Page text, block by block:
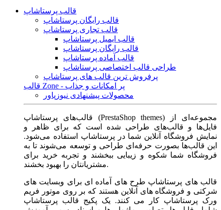
قالب پرستاشاپ
قالب رایگان پرستاشاپ
قالب تجاری پرستاشاپ
قالب ایمیل پرستاشاپ
قالب رایگان پرستاشاپ
قالب آماده پرستاشاپ
طراحی قالب اختصاصی پرستاشاپ
پرفروش ترین قالب های پرستاشاپ
قالب Zone - پر امکانات و جذاب
محصولات پیشنهادی نیوزپاور
قالب‌های پرستاشاپ (PrestaShop themes) مجموعه‌ای از
فایل‌ها و قالب‌های طراحی شده است که برای ظاهر و
نمایش فروشگاه آنلاین شما در پرستاشاپ استفاده می‌شود.
این قالب‌ها بصورت حرفه‌ای طراحی و توسعه می‌شوند تا به
فروشگاه شما شکوه و زیبایی ببخشند و تجربه خرید برای
مشتریانتان را بهبود بخشند.
قالب های پرستاشاپ طرح های آماده ای برای وبسایت های
شرکتی و فروشگاه های آنلاین هستند که بر روی موتور فریم
ورک پرستاشاپ کار می کنند. یک پکیج قالب پرستاشاپ